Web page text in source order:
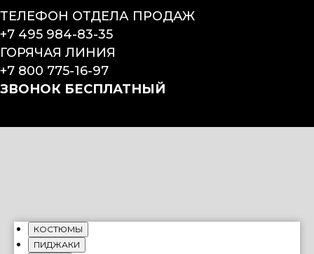
ТЕЛЕФОН ОТДЕЛА ПРОДАЖ
+7 495 984-83-35
ГОРЯЧАЯ ЛИНИЯ
+7 800 775-16-97
ЗВОНОК БЕСПЛАТНЫЙ
КОСТЮМЫ
ПИДЖАКИ